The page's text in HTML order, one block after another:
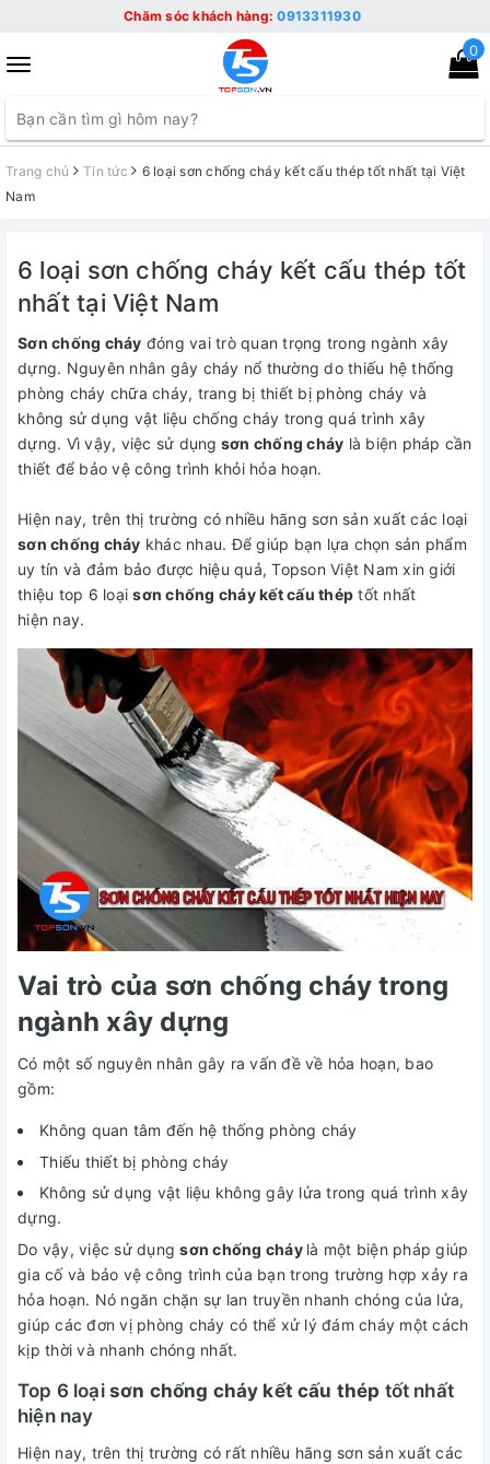
Chăm sóc khách hàng:0913311930
Toggle
0
Trang chủ Tin tức
6 loại sơn chống cháy kết cấu thép tốt nhất tại Việt
Nam
6 loại sơn chống cháy kết cấu thép tốt
nhất tại Việt Nam
Sơn chống cháy đóng vai trò quan trọng trong ngành xây
dựng. Nguyên nhân gây cháy nổ thường do thiếu hệ thống
phòng cháy chữa cháy, trang bị thiết bị phòng cháy và
không sử dụng vật liệu chống cháy trong quá trình xây
dựng. Vì vậy, việc sử dụng sơn chống cháy là biện pháp cần
thiết để bảo vệ công trình khỏi hỏa hoạn.
Hiện nay, trên thị trường có nhiều hãng sơn sản xuất các loại
sơn chống cháy khác nhau. Để giúp bạn lựa chọn sản phẩm
uy tín và đảm bảo được hiệu quả, Topson Việt Nam xin giới
thiệu top 6 loạisơn chống cháy kết cấu thép tốt nhất
hiện nay.
Vai trò của sơn chống cháy trong
ngành xây dựng
Có một số nguyên nhân gây ra vấn đề về hỏa hoạn, bao
gồm:
Không quan tâm đến hệ thống phòng cháy
Thiếu thiết bị phòng cháy
Không sử dụng vật liệu không gây lửa trong quá trình xây
dựng.
Do vậy, việc sử dụngsơn chống cháy là một biện pháp giúp
gia cố và bảo vệ công trình của bạn trong trường hợp xảy ra
hỏa hoạn. Nó ngăn chặn sự lan truyền nhanh chóng của lửa,
giúp các đơn vị phòng cháy có thể xử lý đám cháy một cách
kịp thời và nhanh chóng nhất.
Top 6 loại sơn chống cháy kết cấu thép tốt nhất
hiện nay
Hiện nay, trên thị trường có rất nhiều hãng sơn sản xuất các